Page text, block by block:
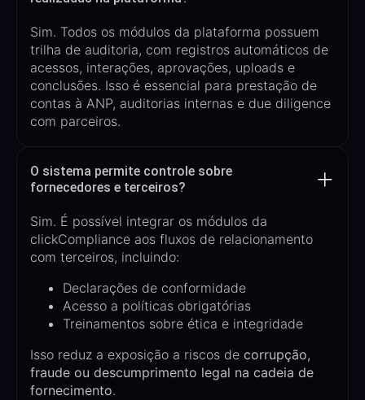
Sim. Todos os módulos da plataforma possuem
trilha de auditoria, com registros automáticos de
acessos, interações, aprovações, uploads e
conclusões. Isso é essencial para prestação de
contas à ANP, auditorias internas e due diligence
com parceiros.
O sistema permite controle sobre
fornecedores e terceiros?
Sim. É possível integrar os módulos da
clickCompliance aos fluxos de relacionamento
com terceiros, incluindo:
Declarações de conformidade
Acesso a políticas obrigatórias
Treinamentos sobre ética e integridade
Isso reduz a exposição a riscos de corrupção,
fraude ou descumprimento legal na cadeia de
fornecimento.